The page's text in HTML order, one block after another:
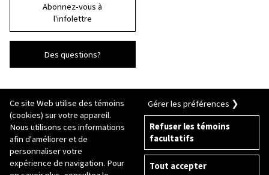
Abonnez-vous à
l'infolettre
Des questions?
© 2026 Université Laval
Tous droits réservés
Conditions générales d'utilisation
Fraude en ligne
Ce site Web utilise des témoins
(cookies) sur votre appareil.
Nous utilisons ces informations
afin d'améliorer et de
personnaliser votre
expérience de navigation. Pour
Gérer les préférences ❯
Refuser les témoins
facultatifs
Tout accepter